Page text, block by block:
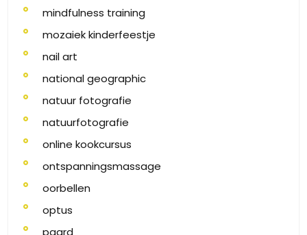
mindfulness training
mozaiek kinderfeestje
nail art
national geographic
natuur fotografie
natuurfotografie
online kookcursus
ontspanningsmassage
oorbellen
optus
paard